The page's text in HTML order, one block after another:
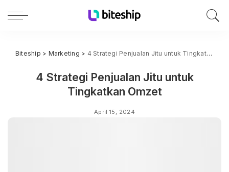
Biteship > Marketing > 4 Strategi Penjualan Jitu untuk Tingkatkan Omzet
4 Strategi Penjualan Jitu untuk
Tingkatkan Omzet
April 15, 2024